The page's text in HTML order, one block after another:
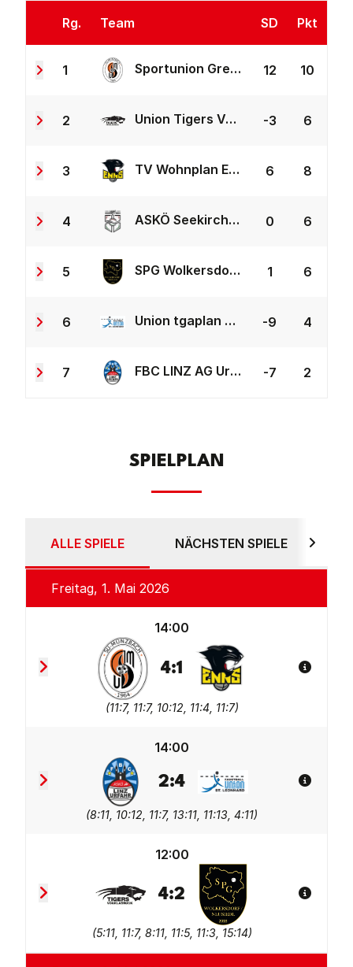
Rg. Team SD Pkt
1 Sportunion Greisinger Münzbach 12 10
2 Union Tigers Vöcklabruck 2 -3 6
3 TV Wohnplan Enns 2 6 8
4 ASKÖ Seekirchen 0 6
5 SPG Wolkersdorf/Neusiedl 1 6
6 Union tgaplan St. Leonhard -9 4
7 FBC LINZ AG Urfahr 2 -7 2
SPIELPLAN
ALLE SPIELE NÄCHSTEN SPIELE
Freitag, 1. Mai 2026
14:00
Sportunion Greisinger Münzbach
4:1 TV Wohnplan Enns 2
(11:7, 11:7, 10:12, 11:4, 11:7)
Spiel
14:00
FBC LINZ AG Urfahr 2
2:4 Union tgaplan St.
(8:11, 10:12, 11:7, 13:11, 11:13, 4:11)
Spiel
12:00
Union Tigers Vöcklabruck 2
4:2 SPG Wolkersdorf/
(5:11, 11:7, 8:11, 11:5, 11:3, 15:14)
Spiel